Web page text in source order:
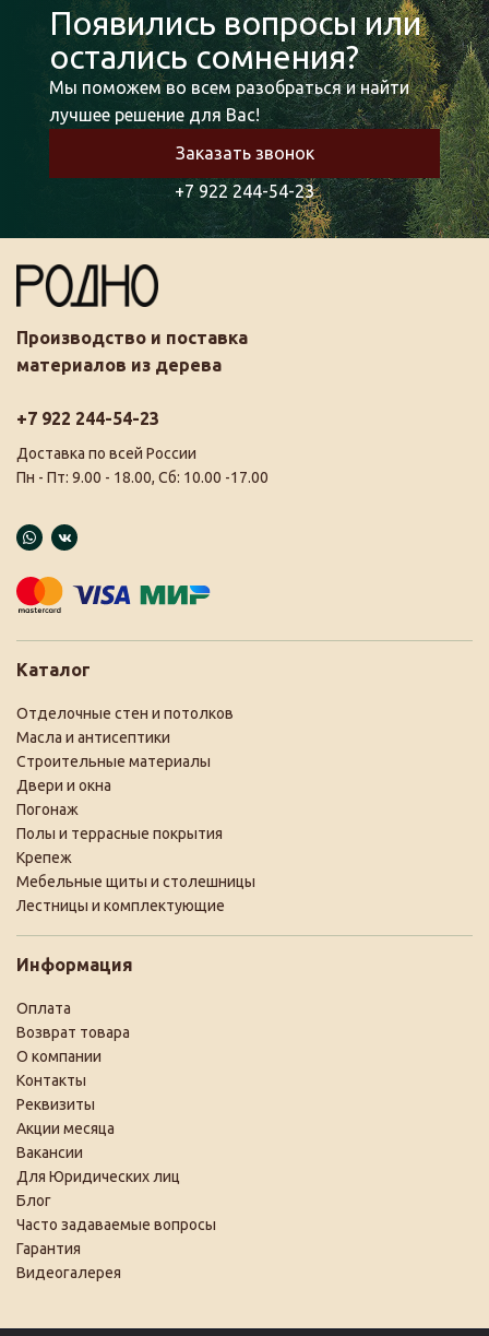
Появились вопросы или
остались сомнения?
Мы поможем во всем разобраться и найти
лучшее решение для Вас!
Заказать звонок
+7 922 244-54-23
Производство и поставка
материалов из дерева
+7 922 244-54-23
Доставка по всей России
Пн - Пт: 9.00 - 18.00, Сб: 10.00 -17.00
Каталог
Отделочные стен и потолков
Масла и антисептики
Строительные материалы
Двери и окна
Погонаж
Полы и террасные покрытия
Крепеж
Мебельные щиты и столешницы
Лестницы и комплектующие
Информация
Оплата
Возврат товара
О компании
Контакты
Реквизиты
Акции месяца
Вакансии
Для Юридических лиц
Блог
Часто задаваемые вопросы
Гарантия
Видеогалерея